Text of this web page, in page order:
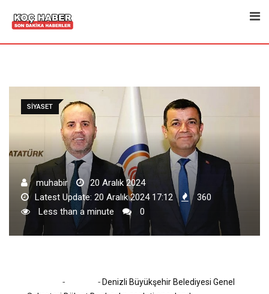
SIYASET
muhabir
20 Aralık 2024
Latest Update: 20 Aralık 2024 17:12
360
Less than a minute
0
- - Denizli Büyükşehir Belediyesi Genel